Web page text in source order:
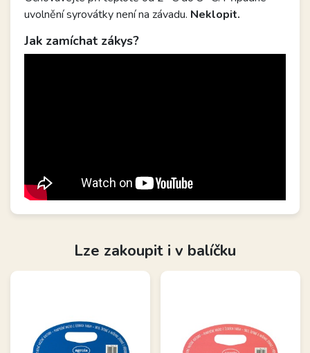
uvolnění syrovátky není na závadu. Neklopit.
Jak zamíchat zákys?
Lze zakoupit i v balíčku